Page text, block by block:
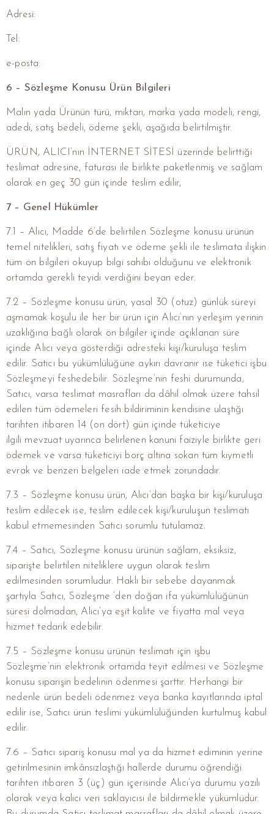
Adresi:
Tel:
e-posta:
6 – Sözleşme Konusu Ürün Bilgileri
Malın yada Ürünün türü, miktarı, marka yada modeli, rengi,
adedi, satış bedeli, ödeme şekli, aşağıda belirtilmiştir.
ÜRÜN, ALICI’nın İNTERNET SİTESİ üzerinde belirttiği
teslimat adresine, faturası ile birlikte paketlenmiş ve sağlam
olarak en geç 30 gün içinde teslim edilir,
7 – Genel Hükümler
7.1 – Alıcı, Madde 6’de belirtilen Sözleşme konusu ürünün
temel nitelikleri, satış fiyatı ve ödeme şekli ile teslimata ilişkin
tüm ön bilgileri okuyup bilgi sahibi olduğunu ve elektronik
ortamda gerekli teyidi verdiğini beyan eder.
7.2 – Sözleşme konusu ürün, yasal 30 (otuz) günlük süreyi
aşmamak koşulu ile her bir ürün için Alıcı’nın yerleşim yerinin
uzaklığına bağlı olarak ön bilgiler içinde açıklanan süre
içinde Alıcı veya gösterdiği adresteki kişi/kuruluşa teslim
edilir. Satıcı bu yükümlülüğüne aykırı davranır ise tüketici işbu
Sözleşmeyi feshedebilir. Sözleşme’nin feshi durumunda,
Satıcı, varsa teslimat masrafları da dâhil olmak üzere tahsil
edilen tüm ödemeleri fesih bildiriminin kendisine ulaştığı
tarihten itibaren 14 (on dört) gün içinde tüketiciye
ilgili mevzuat uyarınca belirlenen kanuni faiziyle birlikte geri
ödemek ve varsa tüketiciyi borç altına sokan tüm kıymetli
evrak ve benzeri belgeleri iade etmek zorundadır.
7.3 – Sözleşme konusu ürün, Alıcı’dan başka bir kişi/kuruluşa
teslim edilecek ise, teslim edilecek kişi/kuruluşun teslimatı
kabul etmemesinden Satıcı sorumlu tutulamaz.
7.4 – Satıcı, Sözleşme konusu ürünün sağlam, eksiksiz,
siparişte belirtilen niteliklere uygun olarak teslim
edilmesinden sorumludur. Haklı bir sebebe dayanmak
şartıyla Satıcı, Sözleşme ’den doğan ifa yükümlülüğünün
süresi dolmadan, Alıcı’ya eşit kalite ve fiyatta mal veya
hizmet tedarik edebilir.
7.5 – Sözleşme konusu ürünün teslimatı için işbu
Sözleşme’nin elektronik ortamda teyit edilmesi ve Sözleşme
konusu siparişin bedelinin ödenmesi şarttır. Herhangi bir
nedenle ürün bedeli ödenmez veya banka kayıtlarında iptal
edilir ise, Satıcı ürün teslimi yükümlülüğünden kurtulmuş kabul
edilir.
7.6 – Satıcı sipariş konusu mal ya da hizmet ediminin yerine
getirilmesinin imkânsızlaştığı hallerde durumu öğrendiği
tarihten itibaren 3 (üç) gün içerisinde Alıcı’ya durumu yazılı
olarak veya kalıcı veri saklayıcısı ile bildirmekle yükümlüdür.